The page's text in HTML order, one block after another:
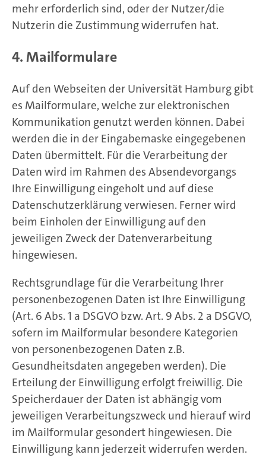
mehr erforderlich sind, oder der Nutzer/die
Nutzerin die Zustimmung widerrufen hat.
4. Mailformulare
Auf den Webseiten der Universität Hamburg gibt
es Mailformulare, welche zur elektronischen
Kommunikation genutzt werden können. Dabei
werden die in der Eingabemaske eingegebenen
Daten übermittelt. Für die Verarbeitung der
Daten wird im Rahmen des Absendevorgangs
Ihre Einwilligung eingeholt und auf diese
Datenschutzerklärung verwiesen. Ferner wird
beim Einholen der Einwilligung auf den
jeweiligen Zweck der Datenverarbeitung
hingewiesen.
Rechtsgrundlage für die Verarbeitung Ihrer
personenbezogenen Daten ist Ihre Einwilligung
(Art. 6 Abs. 1 a DSGVO bzw. Art. 9 Abs. 2 a DSGVO,
sofern im Mailformular besondere Kategorien
von personenbezogenen Daten z.B.
Gesundheitsdaten angegeben werden). Die
Erteilung der Einwilligung erfolgt freiwillig. Die
Speicherdauer der Daten ist abhängig vom
jeweiligen Verarbeitungszweck und hierauf wird
im Mailformular gesondert hingewiesen. Die
Einwilligung kann jederzeit widerrufen werden.